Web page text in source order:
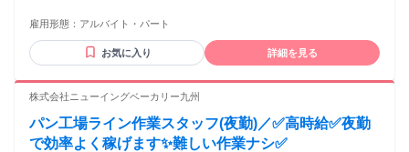
2026年10月末迄の場合 一般：時給1250円以上 22時以降：時
オープン手当50円が含まれています ◎土日祝時給50円UP 交
通費：通勤交通費全額支給 交通費全額支給 ※交通費につい
て、店舗により支給基準が異なるため面接時にご確認くださ
い ★交通アクセス：天神大牟田線「西鉄福岡（天神）駅」か
ら徒歩6分
雇用形態： アルバイト・パート
お気に入り 詳細を見る
株式会社ニューイングベーカリー九州
パン工場ライン作業スタッフ(夜勤)／✅高時給✅夜勤
で効率よく稼げます✨難しい作業ナシ✅